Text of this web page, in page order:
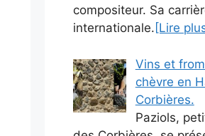
compositeur. Sa
internationale. [Lire
Vins et
chèvre en
Corbières.
Paziols,